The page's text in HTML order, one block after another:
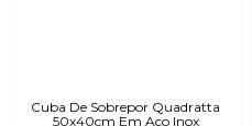
Cuba De Sobrepor Quadratta
50x40cm Em Aço Inox